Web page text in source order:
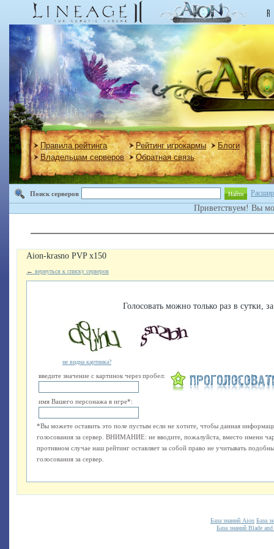
Правила рейтинга Рейтинг игрокармы
Блоги
Владельцам серверов
Обратная связь
Поиск серверов Найти
Приветствуем! Вы
Aion-krasno PVP x150
← вернуться к списку серверов
Голосовать можно только раз в сутки,
не видна картинка?
введите значение с картинок через пробел:
имя Вашего персонажа в игре*:
*Вы можете оставить это поле пустым если не хотите, чтобы данная
голосования за сервер. ВНИМАНИЕ: не вводите, пожалуйста, вместо имени
противном случае наш рейтинг оставляет за собой право не учитывать
голосования за сервер.
База знаний Aion База
База знаний Blade